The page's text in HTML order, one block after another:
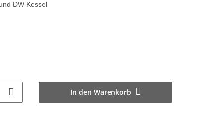
DW Kessel
In den Warenkorb